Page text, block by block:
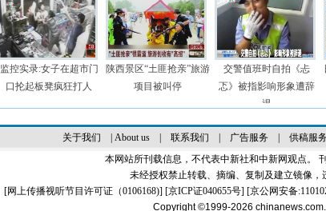
监控实录:女子在超市门
口抡起板凳疯狂打人
陕西景区“土匪抢亲”旅游
项目被叫停
交警值班时自拍《忐
忑》被指影响形象遭辞
退
关于我们 About us| 联系我们 广告服务| 供稿服
本网站所刊载信息，不代表中新社和中新网观点。
未经授权禁止转载、摘编、复制及建立镜像，
[网上传播视听节目许可证（0106168)] [京ICP证040655号] [京公网安备
Copyright ©1999-2026